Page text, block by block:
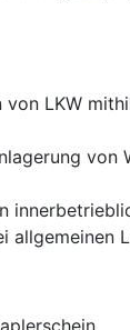
von LKW
von
allgemeinen